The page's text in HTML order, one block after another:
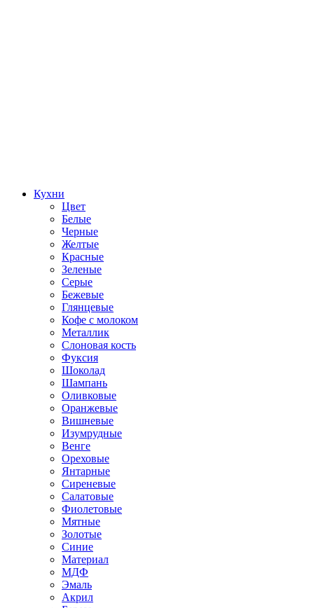
Кухни
Цвет
Белые
Черные
Желтые
Красные
Зеленые
Серые
Бежевые
Глянцевые
Кофе с молоком
Металлик
Слоновая кость
Фуксия
Шоколад
Шампань
Оливковые
Оранжевые
Вишневые
Изумрудные
Венге
Ореховые
Янтарные
Сиреневые
Салатовые
Фиолетовые
Мятные
Золотые
Синие
Материал
МДФ
Эмаль
Акрил